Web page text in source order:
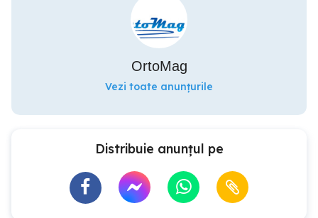
OrtoMag
Vezi toate anunțurile
Distribuie anunțul pe